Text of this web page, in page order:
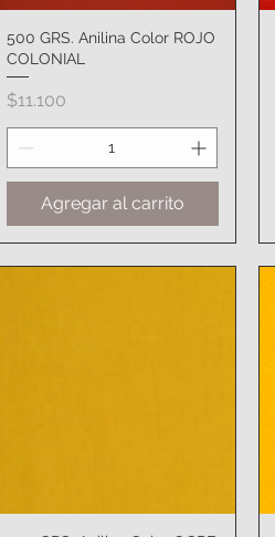
Vista rápida
500 GRS. Anilina Color ROJO
COLONIAL
Precio
$11.100
Agregar al carrito